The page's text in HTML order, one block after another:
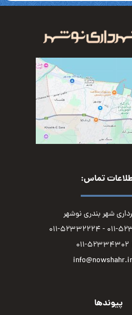
تماس:
شهر بندری نوشهر
۵۲۳۳۲۲۲۴
۰۱۱-۵۲۳۳۴۳۰۲
info@nowshahr.ir
پیوندها